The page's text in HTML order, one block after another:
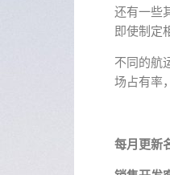
还有一些
即使制定
不同的航
场占有率
每月更新